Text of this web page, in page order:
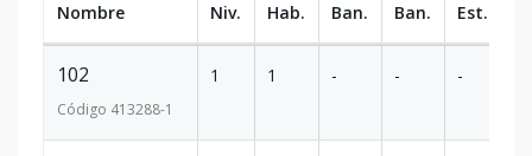
Nombre Niv. Hab. Ban.
Ban.
Est.
102
Código 413288-1
1 1 - - -